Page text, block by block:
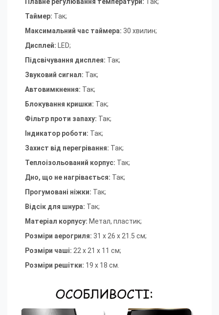
Таймер: Так;
Максимальний час таймера: 30 хвилин;
Дисплей: LED;
Підсвічування дисплея: Так;
Звуковий сигнал: Так;
Автовимкнення: Так;
Блокування кришки: Так;
Фільтр проти запаху: Так;
Індикатор роботи: Так;
Захист від перегрівання: Так;
Теплоізольований корпус: Так;
Дно, що не нагрівається: Так;
Прогумовані ніжки: Так;
Відсік для шнура: Так;
Матеріал корпусу: Метал, пластик;
Розміри аерогриля: 31 х 26 х 21.5 см;
Розміри чаші: 22 х 21 х 11 см;
Розміри решітки: 19 х 18 см.